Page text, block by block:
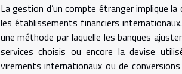
La gestion d’un compte étranger implique
les établissements financiers
une méthode par laquelle les banques
services choisis ou encore la devise
virements internationaux ou de